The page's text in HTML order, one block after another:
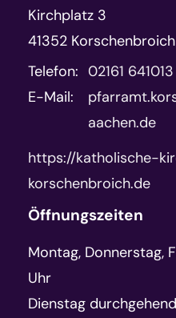
Kirchplatz 3
41352 Korschenbroich
Telefon: 02161 641013
E-Mail:
aachen.de
https://katholische-
korschenbroich.de
Öffnungszeiten
Montag, Donnerstag,
Uhr
Dienstag